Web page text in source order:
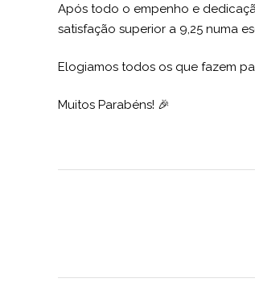
Após todo o empenho e
satisfação superior a 9,25 numa
Elogiamos todos os que fazem
Muitos Parabéns! 🎉